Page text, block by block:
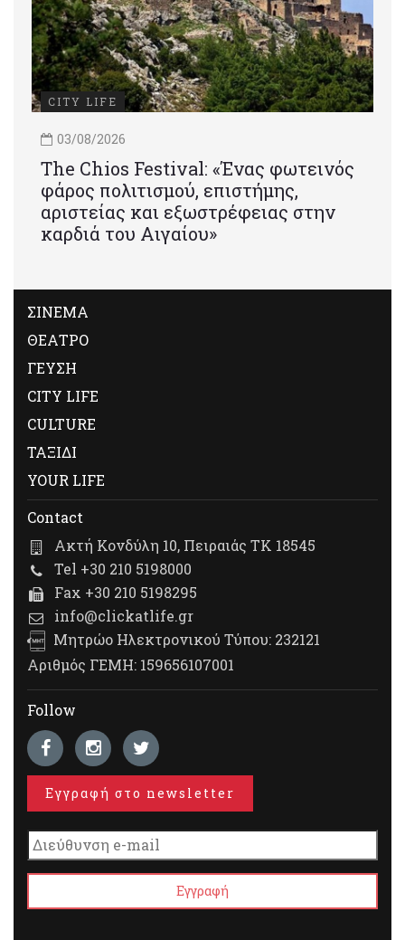
CITY LIFE
03/08/2026
Τhe Chios Festival: «Ένας φωτεινός
φάρος πολιτισμού, επιστήμης,
αριστείας και εξωστρέφειας στην
καρδιά του Αιγαίου»
ΣΙΝΕΜΑ
ΘΕΑΤΡΟ
ΓΕΥΣΗ
CITY LIFE
CULTURE
ΤΑΞΙΔΙ
YOUR LIFE
Contact
Ακτή Κονδύλη 10, Πειραιάς ΤΚ 18545
Tel +30 210 5198000
Fax +30 210 5198295
info@clickatlife.gr
Μητρώο Ηλεκτρονικού Τύπου: 232121
Αριθμός ΓΕΜΗ: 159656107001
Follow
Εγγραφή στο newsletter